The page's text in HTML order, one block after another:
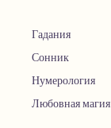
Гадания
Сонник
Нумерология
Любовная магия